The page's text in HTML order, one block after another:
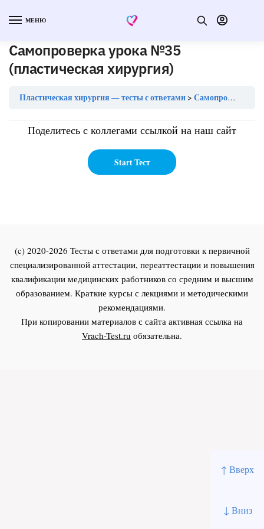
↑ Вверх
↓ Вниз
МЕНЮ
Самопроверка урока №35
(пластическая хирургия)
Пластическая хирургия — тесты с ответами Самопроверка урока №35 (пластическая хирургия)
Поделитесь с коллегами ссылкой на наш сайт
(c) 2020-2026 Тесты с ответами для подготовки к первичной
специализированной аттестации, переаттестации и повышения
квалификации медицинских работников со средним и высшим
образованием. Краткие курсы с лекциями и методическими
рекомендациями.
При копировании материалов с сайта активная ссылка на
Vrach-Test.ru обязательна.